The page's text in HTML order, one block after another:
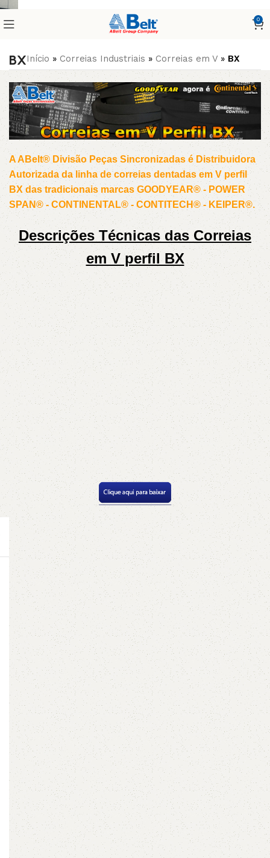
0
BXInício » Correias Industriais » Correias em V » BX
A ABelt® Divisão Peças Sincronizadas é Distribuidora
Autorizada da linha de correias dentadas em V perfil
BX das tradicionais marcas GOODYEAR® - POWER
SPAN® - CONTINENTAL® - CONTITECH® - KEIPER®.
Descrições Técnicas das Correias
em V perfil BX